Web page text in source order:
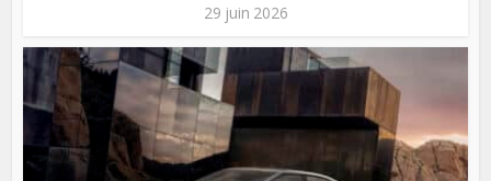
29 juin 2026